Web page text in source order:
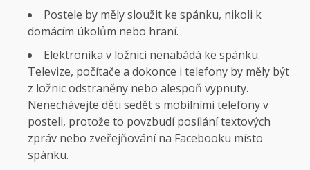
Postele by měly sloužit ke spánku, nikoli k
domácím úkolům nebo hraní.
Elektronika v ložnici nenabádá ke spánku.
Televize, počítače a dokonce i telefony by měly být
z ložnic odstraněny nebo alespoň vypnuty.
Nenechávejte děti sedět s mobilními telefony v
posteli, protože to povzbudí posílání textových
zpráv nebo zveřejňování na Facebooku místo
spánku.